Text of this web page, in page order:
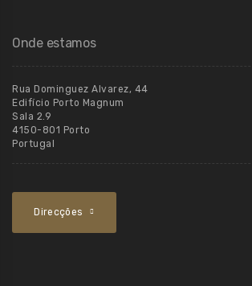
Onde estamos
Rua Dominguez Alvarez, 44
Edifício Porto Magnum
Sala 2.9
4150-801 Porto
Portugal
Direcções